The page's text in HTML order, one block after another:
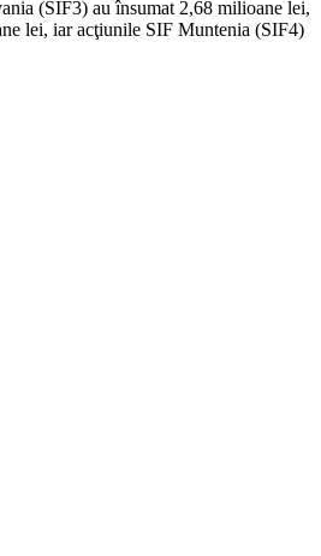
(SIF3) au însumat 2,68 milioane lei,
lei, iar acţiunile SIF Muntenia (SIF4)